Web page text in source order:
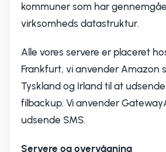
kommuner som har
virksomheds datastruktur.
Alle vores servere er placeret
Frankfurt, vi anvender Amazon
Tyskland og Irland til at
filbackup. Vi anvender
udsende SMS.
Servere og overvågning